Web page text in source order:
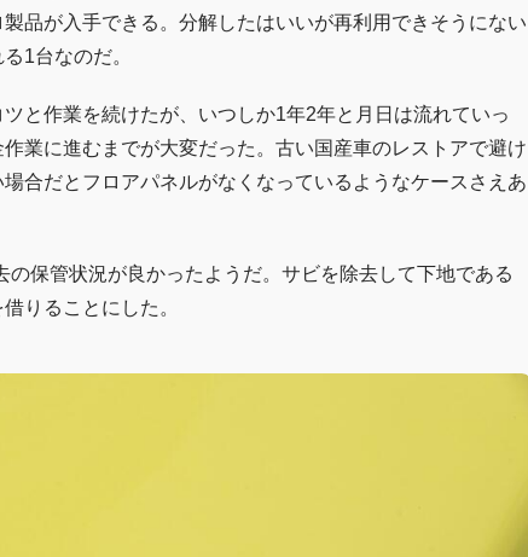
品が入手できる。分解したはいいが再利用できそうにない
1台なのだ。
と作業を続けたが、いつしか1年2年と月日は流れていっ
業に進むまでが大変だった。古い国産車のレストアで避け
合だとフロアパネルがなくなっているようなケースさえあ
保管状況が良かったようだ。サビを除去して下地である
りることにした。